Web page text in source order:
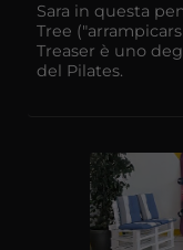
Sara in questa
Tree
Treaser è uno
del Pilates.